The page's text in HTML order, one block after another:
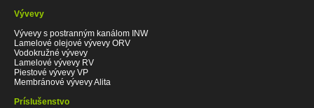
Vývevy
Vývevy s postranným kanálom INW
Lamelové olejové vývevy ORV
Vodokružné vývevy
Lamelové vývevy RV
Piestové vývevy VP
Membránové vývevy Alita
Príslušenstvo